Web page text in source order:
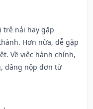
trễ nải hay gặp
Hơn nữa, dễ gặp
Về việc hành chính,
dâng nộp đơn từ